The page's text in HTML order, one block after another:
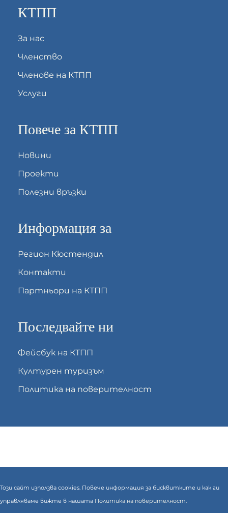
КТПП
За нас
Членство
Членове на КТПП
Услуги
Повече за КТПП
Новини
Проекти
Полезни връзки
Информация за
Регион Кюстендил
Контакти
Партньори на КТПП
Последвайте ни
Фейсбук на КТПП
Културен туризъм
Политика на поверителност
Този сайт използва cookies. Повече информация за бисквитките и как ги
управляваме вижте в нашата Политика на поверителност.